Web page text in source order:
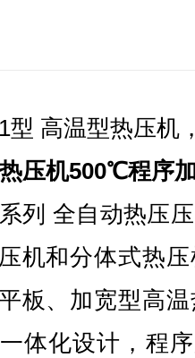
型 高温型热压机
压机500℃程序
列 全自动热压
机和分体式热
板、加宽型高
体化设计，程